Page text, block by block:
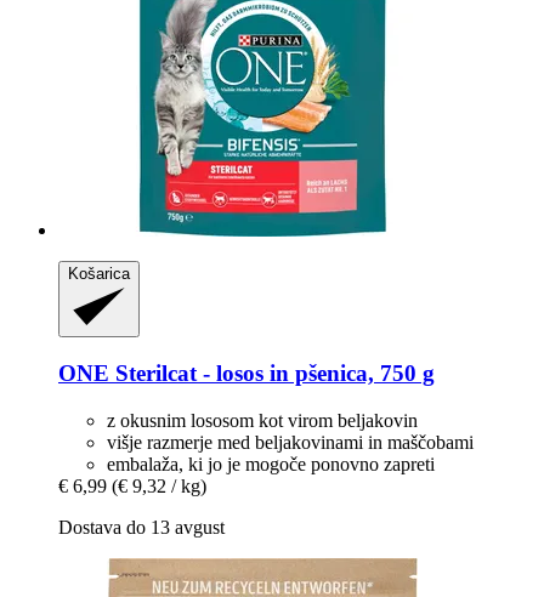
Košarica
ONE Sterilcat -​ losos in pšenica, 750 g
z okusnim lososom kot virom beljakovin
višje razmerje med beljakovinami in maščobami
embalaža, ki jo je mogoče ponovno zapreti
€ 6,99 (€ 9,32 / kg)
Dostava do 13 avgust